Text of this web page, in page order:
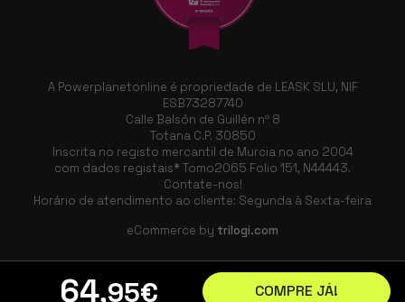
64,95€ COMPRE JÁ!
A Powerplanetonline é propriedade de LEASK SLU, NIF
ESB73287740
Calle Balsón de Guillén nº 8
Totana C.P. 30850
Inscrita no registo mercantil de Murcia no ano 2004
com dados registais* Tomo2065 Folio 151, N44443.
Contate-nos!
Horário de atendimento ao cliente: Segunda à Sexta-feira
eCommerce by trilogi.com